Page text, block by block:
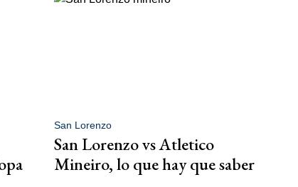
San Lorenzo
San Lorenzo vs Atletico
Mineiro, lo que hay que saber